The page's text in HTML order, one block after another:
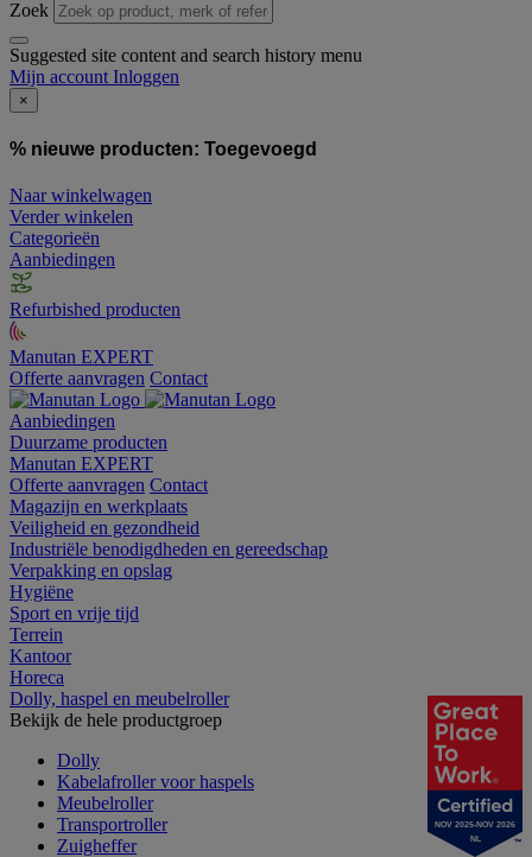
Zoek
Suggested site content and search history menu
Mijn account Inloggen
×
% nieuwe producten: Toegevoegd
Naar winkelwagen
Verder winkelen
Categorieën
Aanbiedingen
Refurbished producten
Manutan EXPERT
Offerte aanvragen Contact
Aanbiedingen
Duurzame producten
Manutan EXPERT
Offerte aanvragen Contact
Magazijn en werkplaats
Veiligheid en gezondheid
Industriële benodigdheden en gereedschap
Verpakking en opslag
Hygiëne
Sport en vrije tijd
Terrein
Kantoor
Horeca
Dolly, haspel en meubelroller
Bekijk de hele productgroep
Dolly
Kabelafroller voor haspels
Meubelroller
Transportroller
Zuigheffer
NOV 2025-NOV 2026
NL